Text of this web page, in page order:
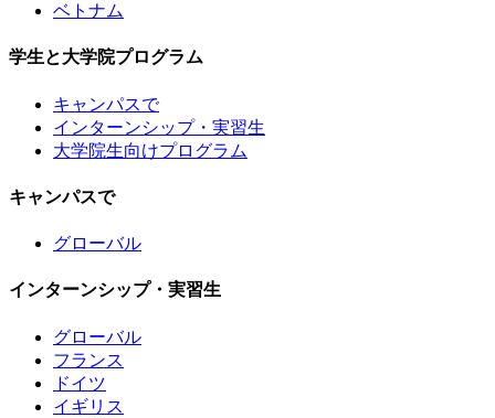
ベトナム
学生と大学院プログラム
キャンパスで
インターンシップ・実習生
大学院生向けプログラム
キャンパスで
グローバル
インターンシップ・実習生
グローバル
フランス
ドイツ
イギリス